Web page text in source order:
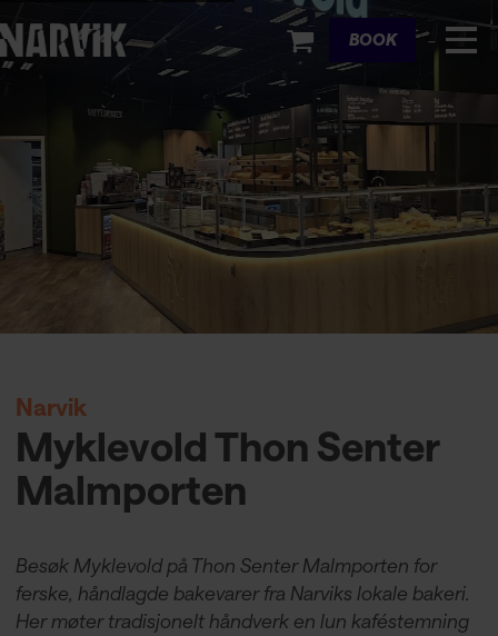
Cart
BOOK
Narvik
Myklevold Thon Senter
Malmporten
Besøk Myklevold på Thon Senter Malmporten for
ferske, håndlagde bakevarer fra Narviks lokale bakeri.
Her møter tradisjonelt håndverk en lun kaféstemning